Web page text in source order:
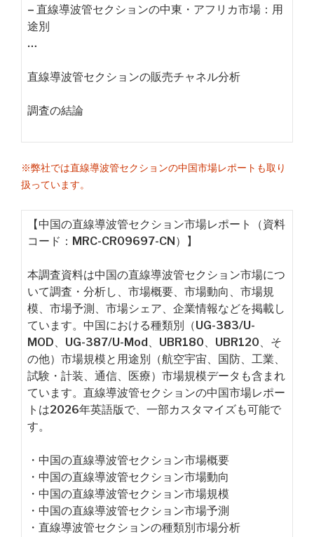
– 直線導波管セクションの中東・アフリカ市場：用
途別
…
直線導波管セクションの販売チャネル分析
調査の結論
※弊社では直線導波管セクションの中国市場レポートも取り
扱っています。
【中国の直線導波管セクション市場レポート（資料
コード：MRC-CR09697-CN）】
本調査資料は中国の直線導波管セクション市場につ
いて調査・分析し、市場概要、市場動向、市場規
模、市場予測、市場シェア、企業情報などを掲載し
ています。中国における種類別（UG-383/U-
MOD、UG-387/U-Mod、UBR180、UBR120、そ
の他）市場規模と用途別（航空宇宙、国防、工業、
試験・計装、通信、医療）市場規模データも含まれ
ています。直線導波管セクションの中国市場レポー
トは2026年英語版で、一部カスタマイズも可能で
す。
・中国の直線導波管セクション市場概要
・中国の直線導波管セクション市場動向
・中国の直線導波管セクション市場規模
・中国の直線導波管セクション市場予測
・直線導波管セクションの種類別市場分析